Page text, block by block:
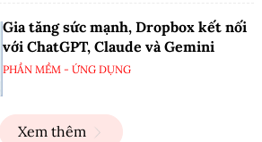
Gia tăng sức mạnh, Dropbox kết nối
với ChatGPT, Claude và Gemini
PHẦN MỀM - ỨNG DỤNG
Xem thêm